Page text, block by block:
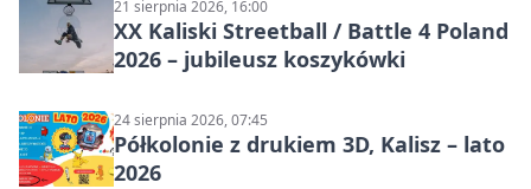
21 sierpnia 2026, 16:00
XX Kaliski Streetball / Battle 4 Poland
2026 – jubileusz koszykówki
24 sierpnia 2026, 07:45
Półkolonie z drukiem 3D, Kalisz – lato
2026